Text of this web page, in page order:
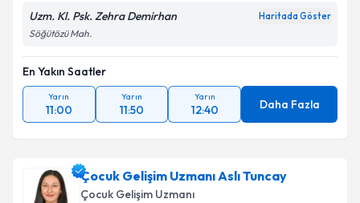
Uzm. Kl. Psk. Zehra Demirhan Haritada Göster
Söğütözü Mah.
En Yakın Saatler
Yarın
11:00
Yarın
11:50
Yarın
12:40 Daha Fazla
Çocuk Gelişim Uzmanı Aslı Tuncay
Çocuk Gelişim Uzmanı